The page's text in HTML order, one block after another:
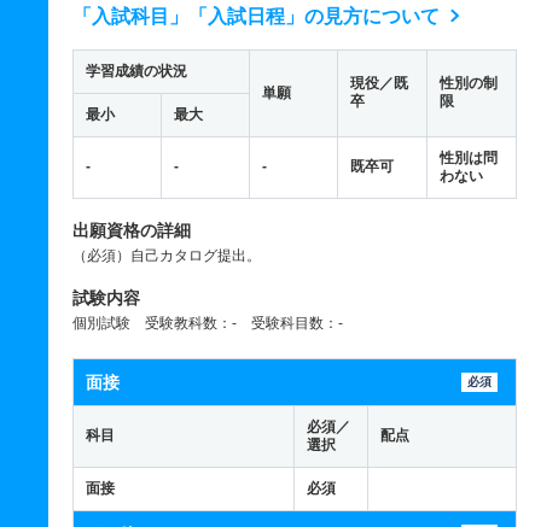
「入試科目」「入試日程」の見方について
学習成績の状況
単願
現役／既
卒
性別の制
限
最小 最大
- - - 既卒可
性別は問
わない
出願資格の詳細
（必須）自己カタログ提出。
試験内容
個別試験 受験教科数：- 受験科目数：-
面接 必須
科目
必須／
選択
配点
面接 必須